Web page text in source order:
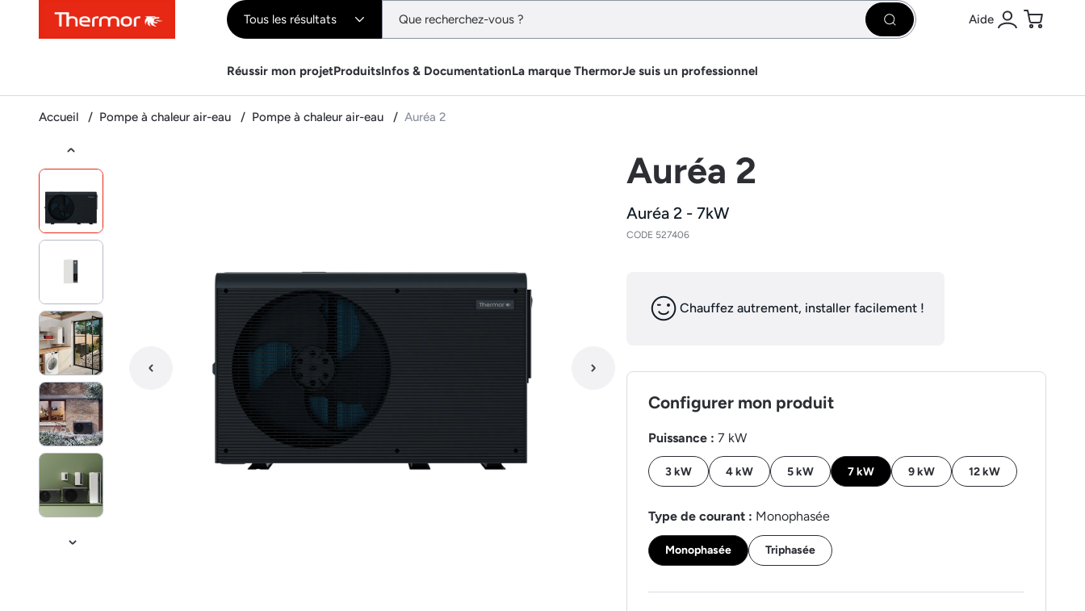
ContenuMenuRecherche Tous les résultats Rechercher Aide
Se connecter
Panier
Réussir mon projetProduitsInfos & DocumentationLa marque ThermorJe suis un professionnel
Accueil Pompe à chaleur air-eau Pompe à chaleur air-eau Auréa 2
Auréa 2
Auréa 2 - 7kW
CODE 527406
Chauffez autrement, installer facilement !
Configurer mon produit
Puissance : 7 kW
3 kW 4 kW 5 kW 7 kW 9 kW 12 kW
Type de courant : Monophasée
Monophasée Triphasée